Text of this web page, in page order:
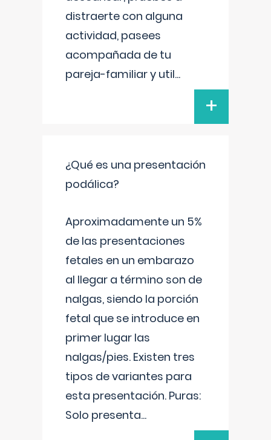
distraerte con alguna
actividad, pasees
acompañada de tu
pareja-familiar y util...
+
¿Qué es una presentación
podálica?
Aproximadamente un 5%
de las presentaciones
fetales en un embarazo
al llegar a término son de
nalgas, siendo la porción
fetal que se introduce en
primer lugar las
nalgas/pies. Existen tres
tipos de variantes para
esta presentación. Puras:
Solo presenta...